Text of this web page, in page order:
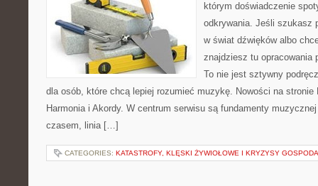
którym doświadczenie
odkrywania. Jeśli szukasz
w świat dźwięków albo
znajdziesz tu opracowania
To nie jest sztywny
dla osób, które chcą lepiej rozumieć muzykę. Nowości na stronie
Harmonia i Akordy. W centrum serwisu są fundamenty
czasem, linia […]
CATEGORIES: KATASTROFY, KLĘSKI ŻYWIOŁOWE I KRYZYSY